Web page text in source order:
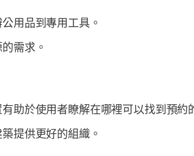
用品到專用工具。
需求。
助於使用者瞭解在哪裡可以找到預約
提供更好的組織。